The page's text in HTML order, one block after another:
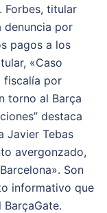
Forbes, titular
denuncia por
pagos a los
«Caso
fiscalía por
torno al Barça
destaca
Javier Tebas
avergonzado,
Son
informativo que